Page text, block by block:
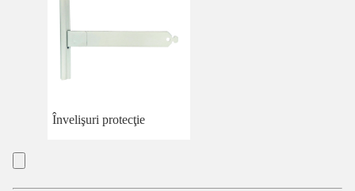
Învelişuri protecţie